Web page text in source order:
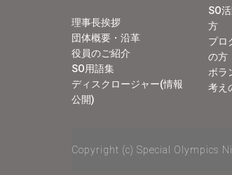
理事長挨拶
団体概要・沿革
役員のご紹介
SO用語集
ディスクロージャー(情報
公開)
SO
方
プロ
の方
ボラ
考え
Copyright (c) Special Olympics